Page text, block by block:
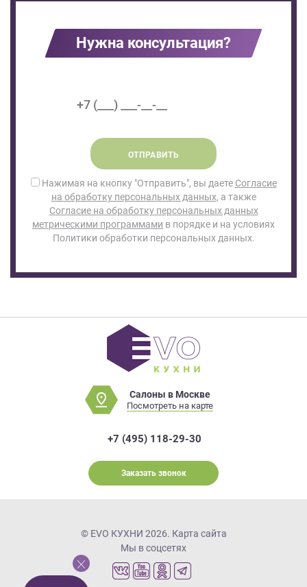
Нужна консультация?
ОТПРАВИТЬ
Нажимая на кнопку "Отправить", вы даете Согласие
на обработку персональных данных, а также
Согласие на обработку персональных данных
метрическими программами в порядке и на условиях
Политики обработки персональных данных.
Салоны в Москве
Посмотреть на карте
+7 (495) 118-29-30
Заказать звонок
© EVO КУХНИ 2026. Карта сайта
Мы в соцсетях